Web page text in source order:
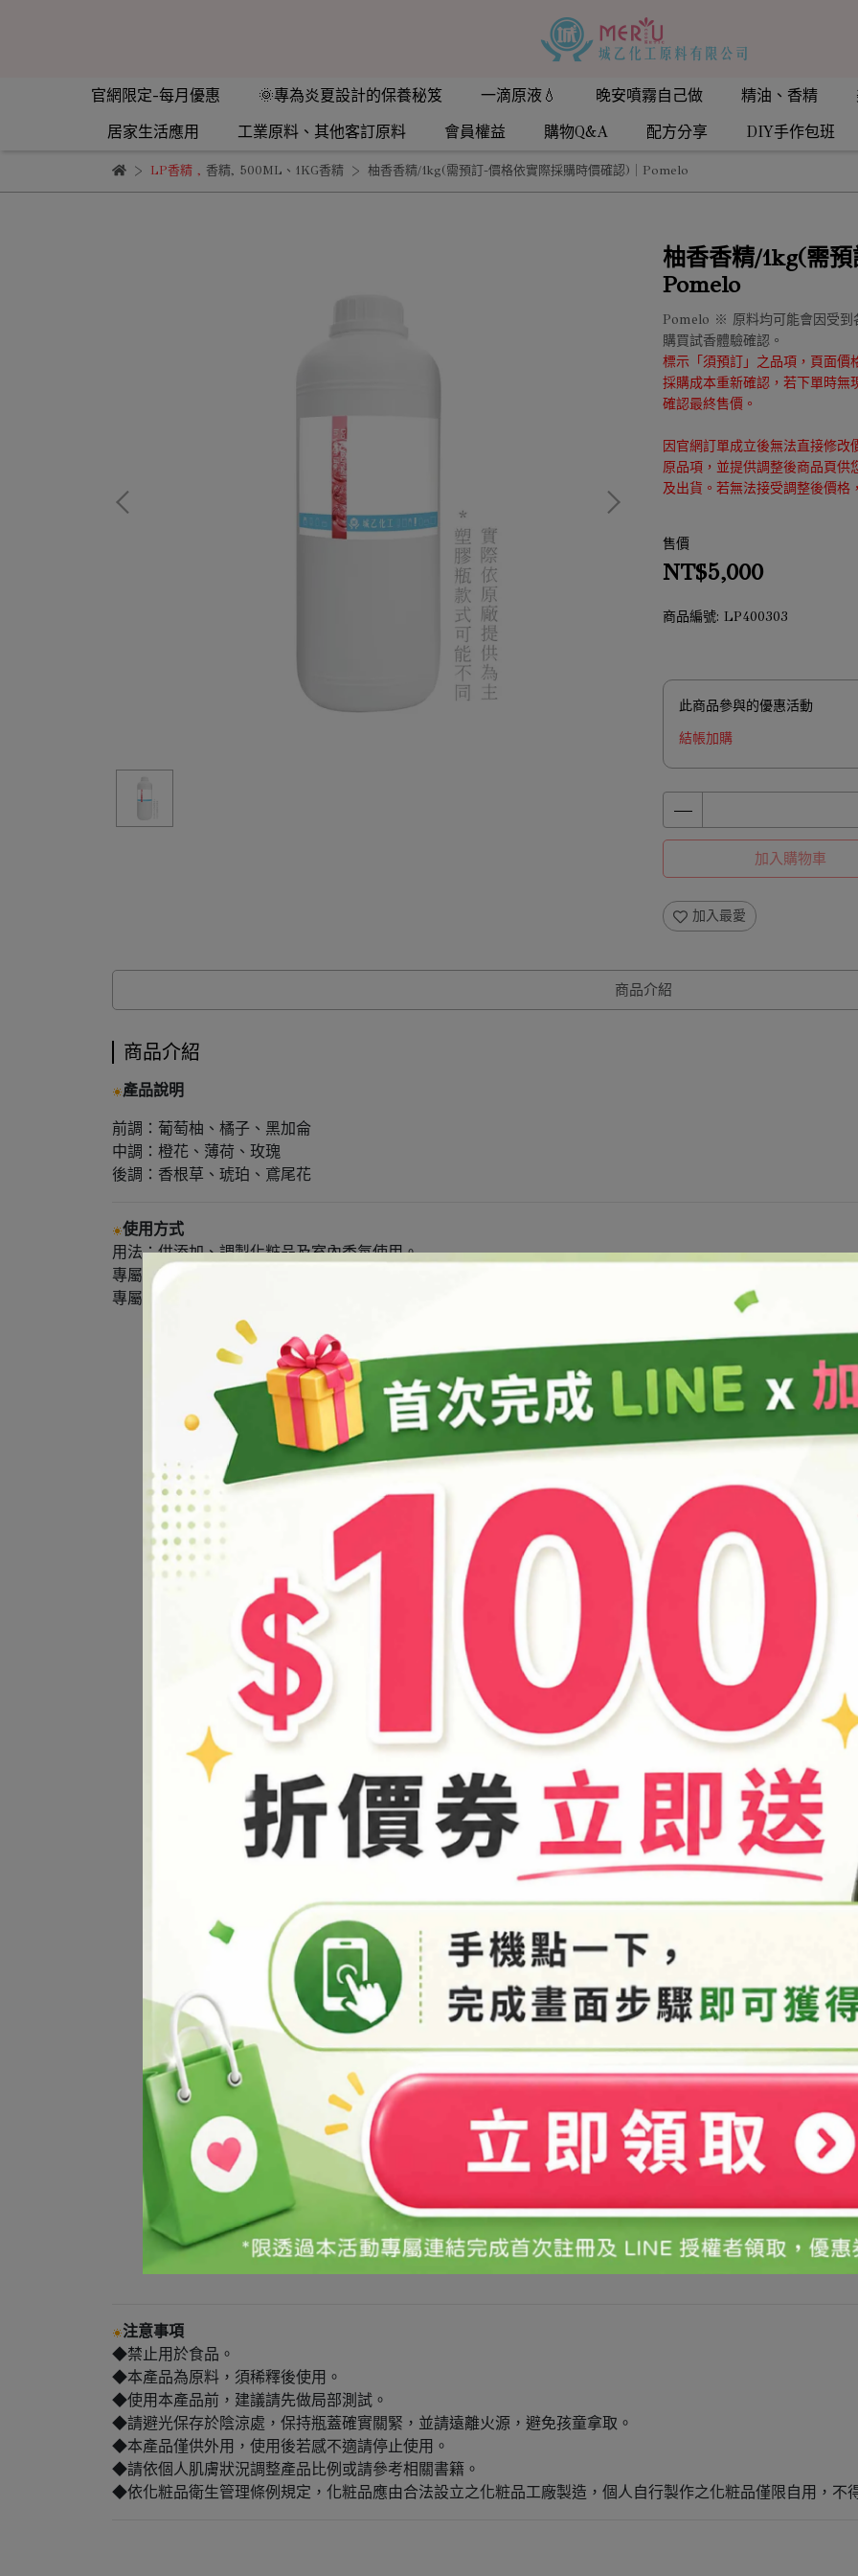
官網限定-每月優惠 🌞專為炎夏設計的保養秘笈 一滴原液💧 晚安噴霧自己做 精油、香精
居家生活應用
工業原料、其他客訂原料 會員權益 購物Q&A 配方分享 DIY手作包班
LP香精, 香精, 500ML、1KG香精 柚香香精/1kg(需預訂-價格依實際採購時價確認)｜Pomelo
柚香香精/1kg(需
Pomelo
Pomelo ※ 原料均可能會因受到
購買試香體驗確認。
標示「須預訂」之品項，頁面價
採購成本重新確認，若下單時無
確認最終售價。
因官網訂單成立後無法直接修
原品項，並提供調整後商品頁供
及出貨。若無法接受調整後價格
售價
NT$5,000
商品編號: LP400303
此商品參與的優惠活動
結帳加購
加入購物車
加入最愛
商品介紹
商品介紹
產品說明
前調：葡萄柚、橘子、黑加侖
中調：橙花、薄荷、玫瑰
後調：香根草、琥珀、鳶尾花
使用方式
用法：供添加、調製化粧品及室內香氛使用。
專屬香氛：可搭配水氧機、擴香基底等使室內充滿芳香。
專屬香水製作：
注意事項
◆禁止用於食品。
◆本產品為原料，須稀釋後使用。
◆使用本產品前，建議請先做局部測試。
◆請避光保存於陰涼處，保持瓶蓋確實關緊，並請遠離火源，避免孩童拿取。
◆本產品僅供外用，使用後若感不適請停止使用。
◆請依個人肌膚狀況調整產品比例或請參考相關書籍。
◆依化粧品衛生管理條例規定，化粧品應由合法設立之化粧品工廠製造，個人自行製作之化粧品僅限自用，不